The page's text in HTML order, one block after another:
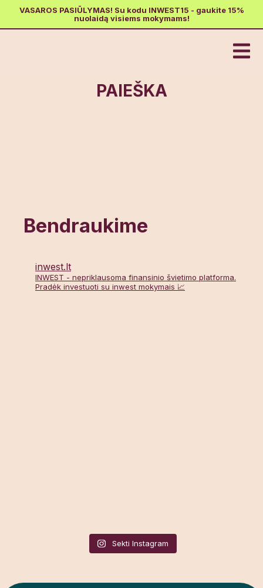
VASAROS PASIŪLYMAS! Su kodu INWEST15 - gaukite 15%
nuolaidą visiems mokymams!
PAIEŠKA
Bendraukime
inwest.lt
INWEST - nepriklausoma finansinio švietimo platforma.
Pradėk investuoti su inwest mokymais 📈
Sekti Instagram